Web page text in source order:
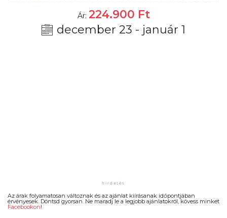
Ár: 224.900 Ft
december 23 - január 1
Az árak folyamatosan változnak és az ajánlat kiírásanak időpontjában
érvényesek. Döntsd gyorsan. Ne maradj le a legjobb ajánlatokról, kövess minket
Facebookon!